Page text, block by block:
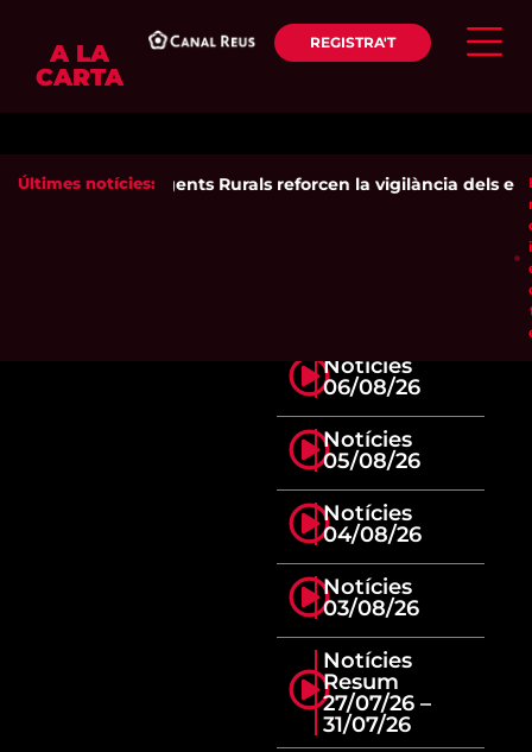
A LA
CARTA
REGISTRA'T
Últimes notícies:Els Agents Rurals reforcen la vigilància dels
Notícies
06/08/26
Notícies
05/08/26
Notícies
04/08/26
Notícies
03/08/26
Notícies
Resum
27/07/26 –
31/07/26